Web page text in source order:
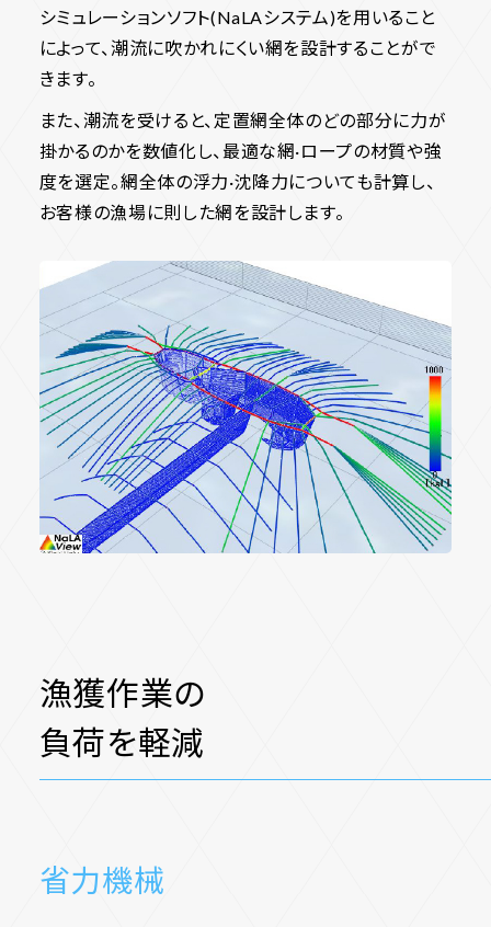
シミュレーションソフト(NaLAシステム)を用いること
によって、潮流に吹かれにくい網を設計することがで
きます。
また、潮流を受けると、定置網全体のどの部分に力が
掛かるのかを数値化し、最適な網·ロープの材質や強
度を選定。網全体の浮力·沈降力についても計算し、
お客様の漁場に則した網を設計します。
漁獲作業の
負荷を軽減
省力機械